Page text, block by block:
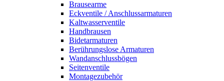
Brausearme
Eckventile / Anschlussarmaturen
Kaltwasserventile
Handbrausen
Bidetarmaturen
Berührungslose Armaturen
Wandanschlussbögen
Seitenventile
Montagezubehör